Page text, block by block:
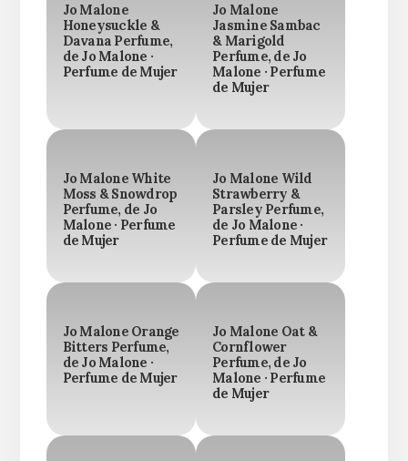
Jo Malone
Honeysuckle &
Davana Perfume,
de Jo Malone ·
Perfume de Mujer
Jo Malone
Jasmine Sambac
& Marigold
Perfume, de Jo
Malone · Perfume
de Mujer
Jo Malone White
Moss & Snowdrop
Perfume, de Jo
Malone · Perfume
de Mujer
Jo Malone Wild
Strawberry &
Parsley Perfume,
de Jo Malone ·
Perfume de Mujer
Jo Malone Orange
Bitters Perfume,
de Jo Malone ·
Perfume de Mujer
Jo Malone Oat &
Cornflower
Perfume, de Jo
Malone · Perfume
de Mujer